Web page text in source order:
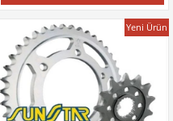
Yeni Ürün